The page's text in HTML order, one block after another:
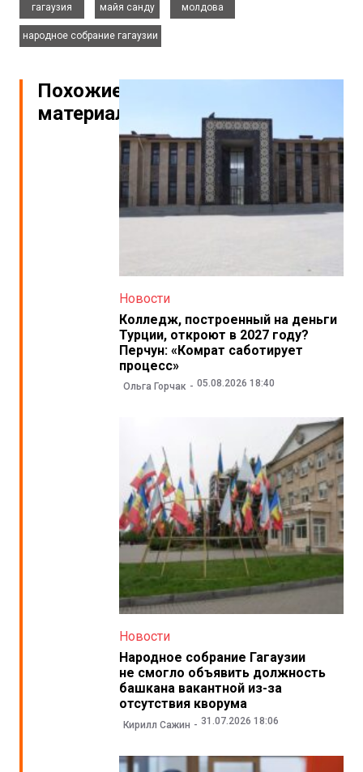
гагаузия
майя санду
молдова
народное собрание гагаузии
Похожие
материалы
Новости
Колледж, построенный на деньги
Турции, откроют в 2027 году?
Перчун: «Комрат саботирует
процесс»
Ольга Горчак 05.08.2026 18:40
Новости
Народное собрание Гагаузии
не смогло объявить должность
башкана вакантной из-за
отсутствия кворума
Кирилл Сажин 31.07.2026 18:06